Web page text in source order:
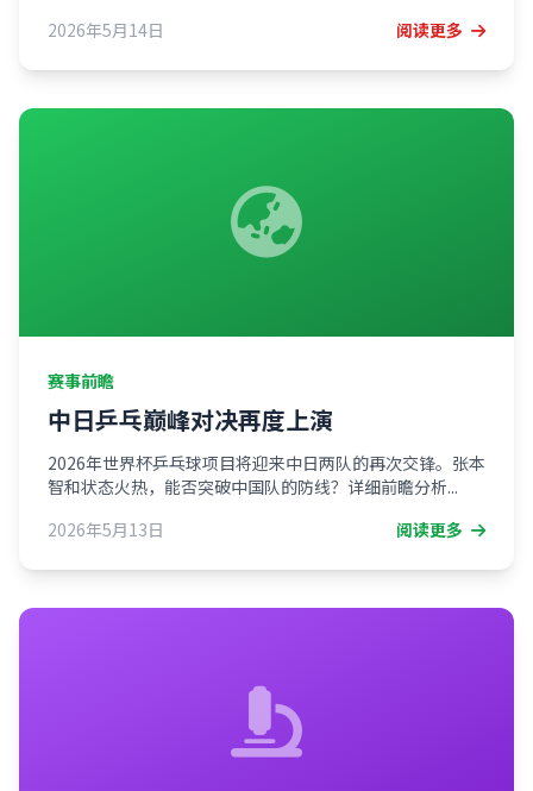
2026年5月14日
阅读更多
赛事前瞻
中日乒乓巅峰对决再度上演
2026年世界杯乒乓球项目将迎来中日两队的再次交锋。张本
智和状态火热，能否突破中国队的防线？详细前瞻分析...
2026年5月13日
阅读更多